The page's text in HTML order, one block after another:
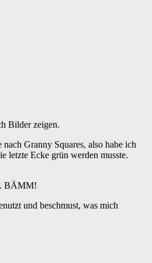
Bilder zeigen.
Granny Squares, also habe ich
letzte Ecke grün werden musste.
BÄMM!
und beschmust, was mich